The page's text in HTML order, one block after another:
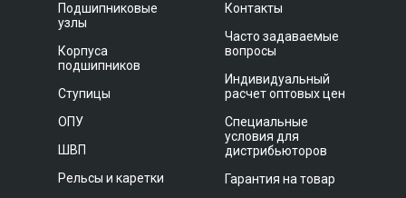
Подшипниковые
узлы
Корпуса
подшипников
Ступицы
ОПУ
ШВП
Рельсы и каретки
Контакты
Часто задаваемые
вопросы
Индивидуальный
расчет оптовых цен
Специальные
условия для
дистрибьюторов
Гарантия на товар